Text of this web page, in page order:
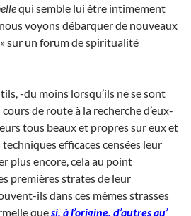
qui semble lui être intimement
nous voyons débarquer de nouveaux
sur un forum de spiritualité
-du moins lorsqu’ils ne se sont
de route à la recherche d’eux-
tous beaux et propres sur eux et
efficaces censées leur
plus encore, cela au point
premières strates de leur
ils dans ces mêmes strasses
quesi, à l’origine, d’autres qu’